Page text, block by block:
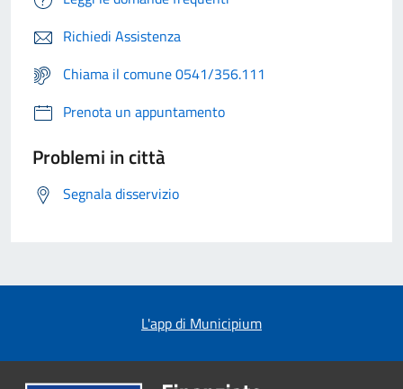
Richiedi Assistenza
Chiama il comune 0541/356.111
Prenota un appuntamento
Problemi in città
Segnala disservizio
L'app di Municipium